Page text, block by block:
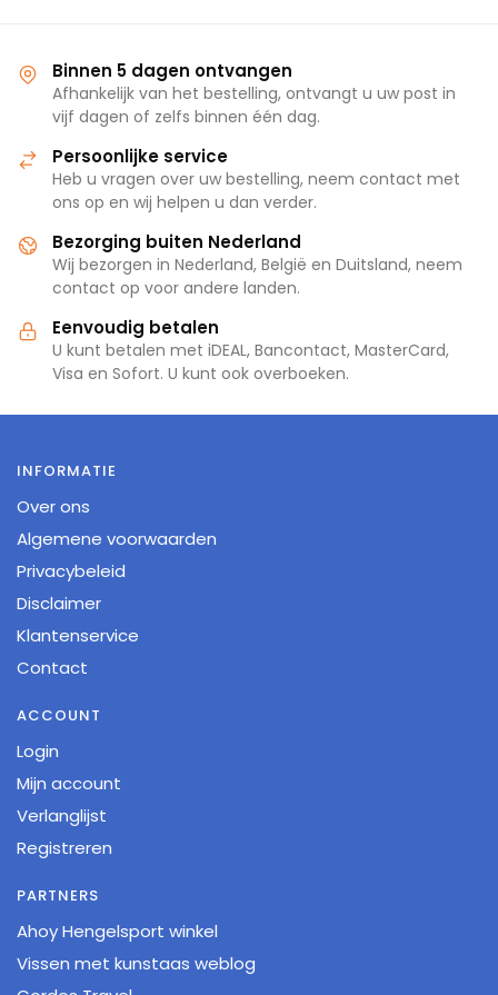
Binnen 5 dagen ontvangen
Afhankelijk van het bestelling, ontvangt u uw post in
vijf dagen of zelfs binnen één dag.
Persoonlijke service
Heb u vragen over uw bestelling, neem contact met
ons op en wij helpen u dan verder.
Bezorging buiten Nederland
Wij bezorgen in Nederland, België en Duitsland, neem
contact op voor andere landen.
Eenvoudig betalen
U kunt betalen met iDEAL, Bancontact, MasterCard,
Visa en Sofort. U kunt ook overboeken.
INFORMATIE
Over ons
Algemene voorwaarden
Privacybeleid
Disclaimer
Klantenservice
Contact
ACCOUNT
Login
Mijn account
Verlanglijst
Registreren
PARTNERS
Ahoy Hengelsport winkel
Vissen met kunstaas weblog